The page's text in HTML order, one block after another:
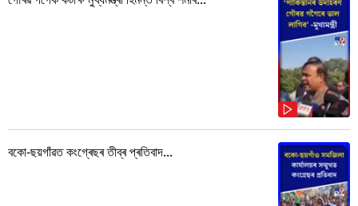
বকো-ছয়গাঁৱত কংগ্ৰেছৰ তীব্ৰ প্ৰতিবাদ...